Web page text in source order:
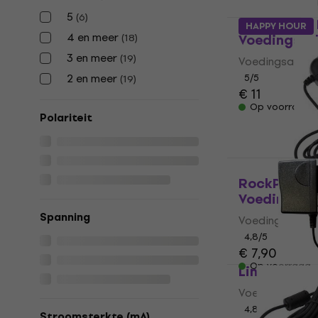
5 (6)
4 en meer (18)
3 en meer (19)
2 en meer (19)
Polariteit
Spanning
RockPower
5/5
€ 11
Op voorraad
HAPPY HOUR
RockPower
4,8/5
€ 7,90 € 7,99
Op voorraad
Line6 DC-
4,8 /5